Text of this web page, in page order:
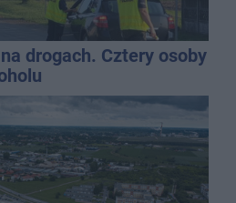
drogach. Cztery osoby